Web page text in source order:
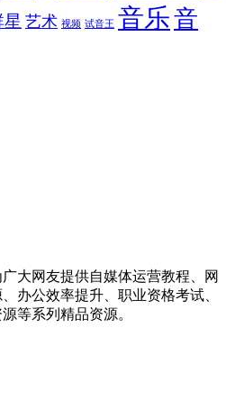
星 艺术 视频 试音王 音乐音
大网友提供自媒体运营教程、网
办公效率提升、职业资格考试、
等系列精品资源。